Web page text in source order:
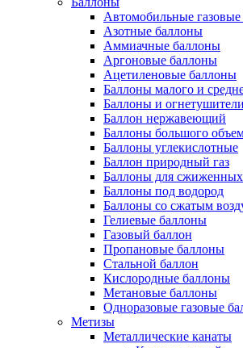
Автомобильные
Азотные баллоны
Аммиачные баллоны
Аргоновые баллоны
Ацетиленовые баллоны
Баллоны малого и
Баллоны и огнетушители
Баллон нержавеющий
Баллоны большого
Баллоны углекислотные
Баллон природный газ
Баллоны для сжиженных
Баллоны под водород
Баллоны со сжатым
Гелиевые баллоны
Газовый баллон
Пропановые баллоны
Стальной баллон
Кислородные баллоны
Метановые баллоны
Одноразовые газовые
Метизы
Металлические канаты